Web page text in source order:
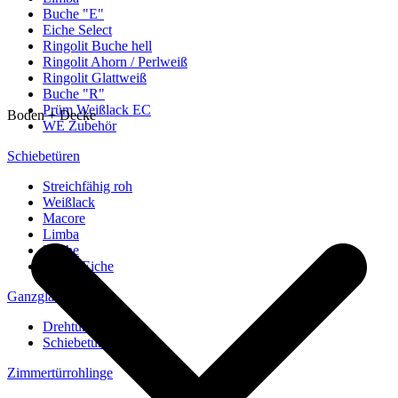
Buche "E"
Eiche Select
Ringolit Buche hell
Ringolit Ahorn / Perlweiß
Ringolit Glattweiß
Buche "R"
Prüm Weißlack EC
WE Zubehör
Schiebetüren
Streichfähig roh
Weißlack
Macore
Limba
Buche
europ. Eiche
Ganzglastüren
Drehtüren
Schiebetüren
Zimmertürrohlinge
Boden + Decke